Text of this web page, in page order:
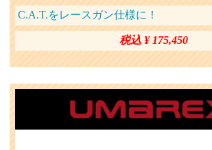
C.A.T.をレースガン仕様に！
税込 ¥ 175,450